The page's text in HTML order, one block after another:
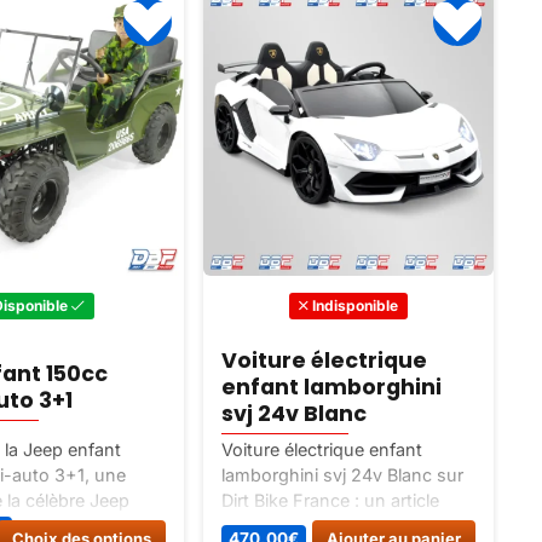
150cc
3+1
la Jeep enfant
auto 3+1, une
la célèbre Jeep
1/2. Facile à
Indisponible
Voiture électrique
enfant lamborghini
svj 24v Blanc
Voiture électrique enfant
lamborghini svj 24v Blanc sur
Dirt Bike France : un article
classé Vehicules electriques.